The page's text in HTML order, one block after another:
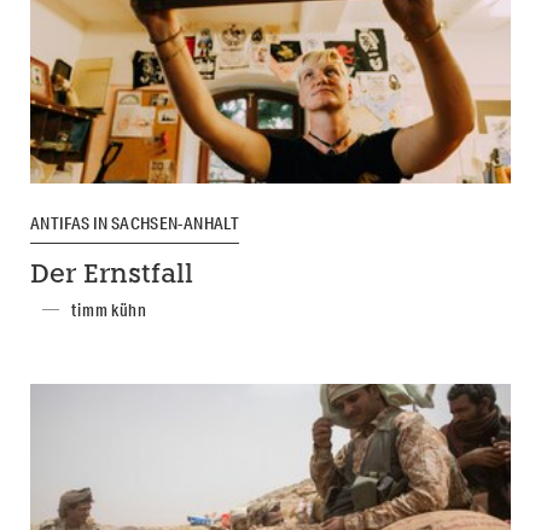
ANTIFAS IN SACHSEN-ANHALT
Der Ernstfall
timm kühn